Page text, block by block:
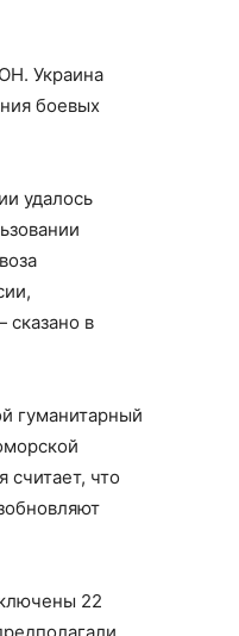
Украина
боевых
удалось
в
гуманитарный
что
22